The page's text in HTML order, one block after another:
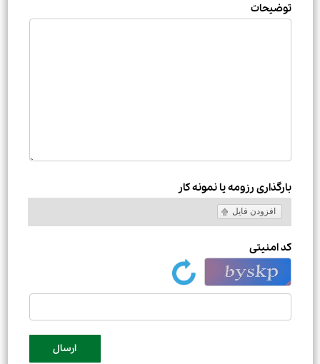
توضیحات
بارگذاری رزومه یا نمونه کار
افزودن فایل
کد امنیتی